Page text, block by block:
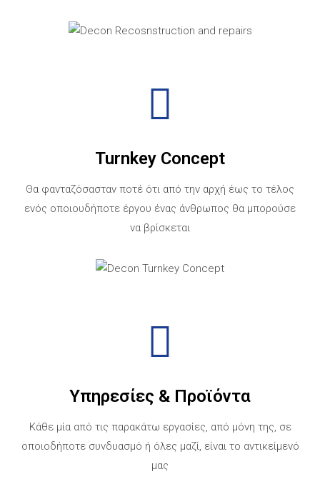
Turnkey Concept
Θα φανταζόσασταν ποτέ ότι από την αρχή έως το τέλος
ενός οποιουδήποτε έργου ένας άνθρωπος θα μπορούσε
να βρίσκεται
Υπηρεσίες & Προϊόντα
Κάθε μία από τις παρακάτω εργασίες, από μόνη της, σε
οποιοδήποτε συνδυασμό ή όλες μαζί, είναι το αντικείμενό
μας